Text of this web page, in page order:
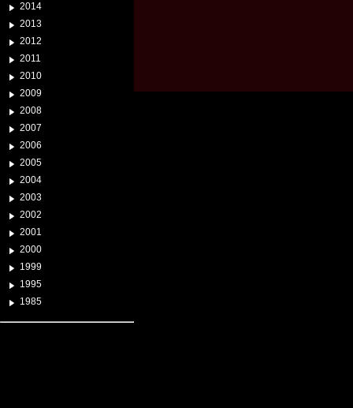
2014
2013
2012
2011
2010
2009
2008
2007
2006
2005
2004
2003
2002
2001
2000
1999
1995
1985